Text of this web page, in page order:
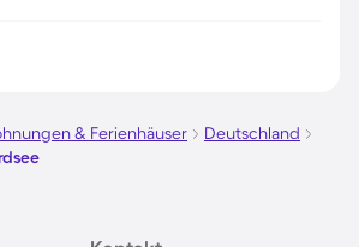
& Ferienhäuser
Deutschland